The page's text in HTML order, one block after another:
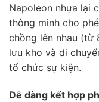
Napoleon nhựa lại
thông minh cho
chồng lên nhau (từ
lưu kho và di
tổ chức sự kiện.
Dễ dàng kết hợp